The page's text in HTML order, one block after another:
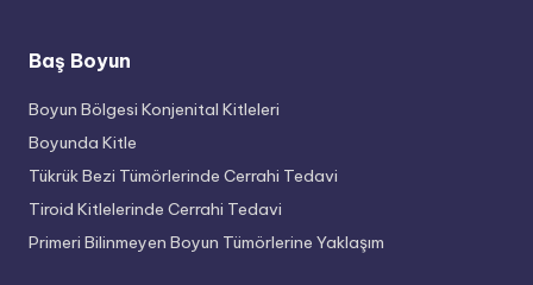
Baş Boyun
Boyun Bölgesi Konjenital Kitleleri
Boyunda Kitle
Tükrük Bezi Tümörlerinde Cerrahi Tedavi
Tiroid Kitlelerinde Cerrahi Tedavi
Primeri Bilinmeyen Boyun Tümörlerine Yaklaşım